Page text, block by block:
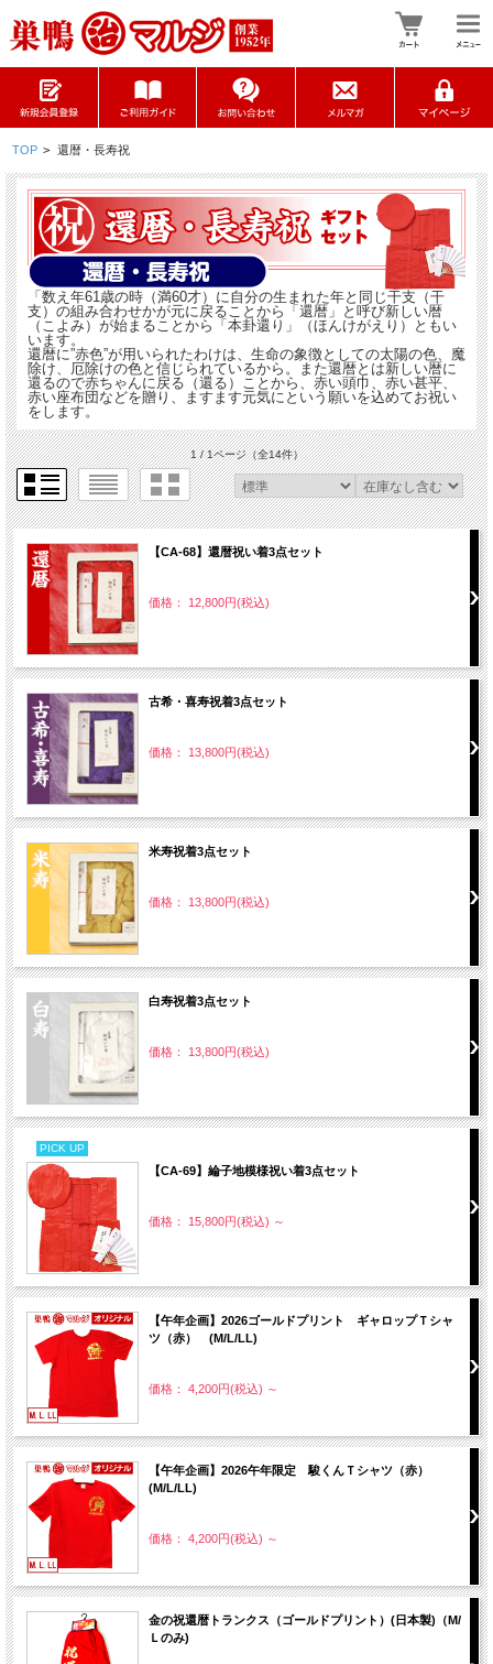
TOP > 還暦・長寿祝
「数え年61歳の時（満60才）に自分の生まれた年と同じ干支（干
支）の組み合わせかが元に戻ることから「還暦」と呼び新しい暦
（こよみ）が始まることから「本卦還り」（ほんけがえり）ともい
います。
還暦に”赤色”が用いられたわけは、生命の象徴としての太陽の色、魔
除け、厄除けの色と信じられているから。また還暦とは新しい暦に
還るので赤ちゃんに戻る（還る）ことから、赤い頭巾、赤い甚平、
赤い座布団などを贈り、ますます元気にという願いを込めてお祝い
をします。
1 / 1ページ（全14件）
【CA-68】還暦祝い着3点セット
価格： 12,800円(税込)
古希・喜寿祝着3点セット
価格： 13,800円(税込)
米寿祝着3点セット
価格： 13,800円(税込)
白寿祝着3点セット
価格： 13,800円(税込)
PICK UP
【CA-69】綸子地模様祝い着3点セット
価格： 15,800円(税込) ～
【午年企画】2026ゴールドプリント ギャロップＴシャ
ツ（赤） (M/L/LL)
価格： 4,200円(税込) ～
【午年企画】2026午年限定 駿くんＴシャツ（赤）
(M/L/LL)
価格： 4,200円(税込) ～
金の祝還暦トランクス（ゴールドプリント）(日本製)（M/
Ｌのみ)